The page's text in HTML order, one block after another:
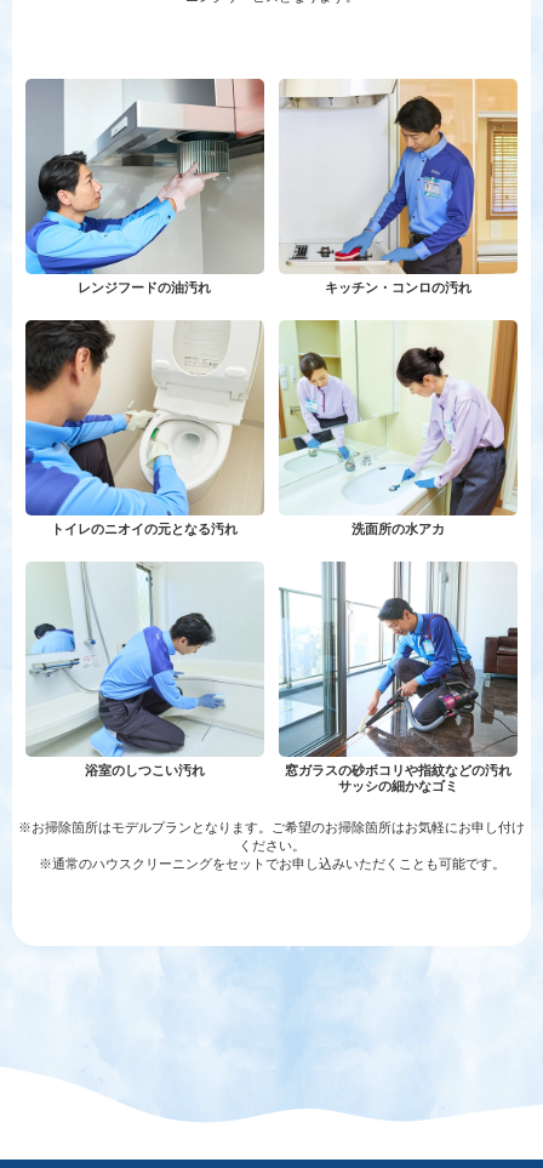
レンジフードの油汚れ キッチン・コンロの汚れ
トイレのニオイの元となる汚れ 洗面所の水アカ
浴室のしつこい汚れ
窓ガラスの砂ボコリや指紋などの汚れ
サッシの細かなゴミ
※お掃除箇所はモデルプランとなります。ご希望のお掃除箇所はお気軽にお申し付け
ください。
※通常のハウスクリーニングをセットでお申し込みいただくことも可能です。